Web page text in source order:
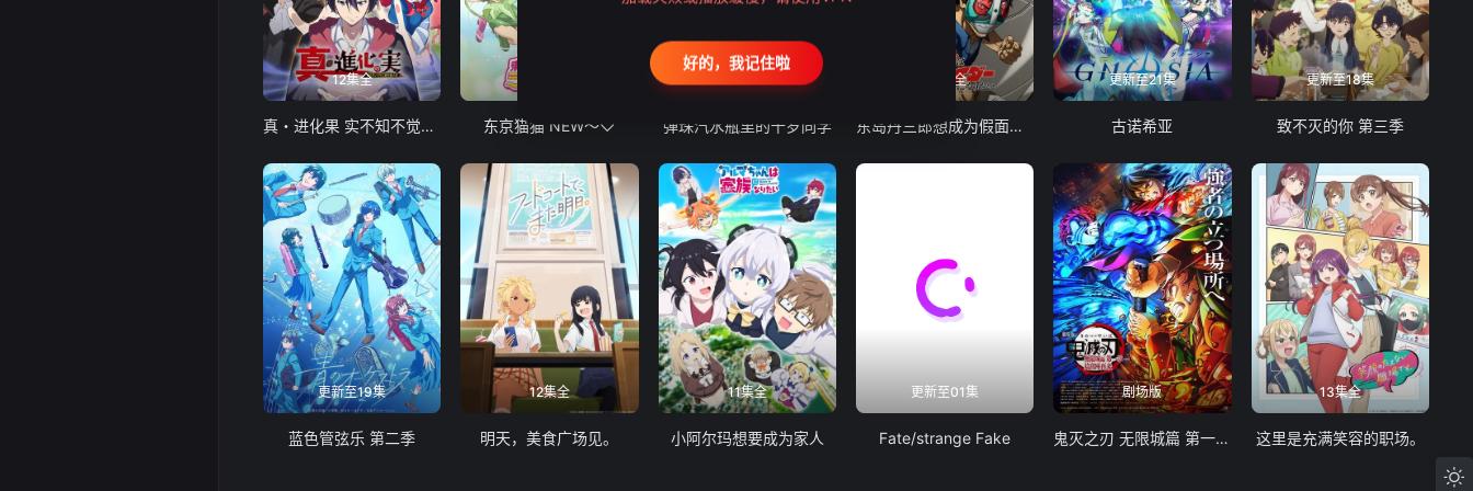
12集全
真・进化果 实不知不觉踏上胜利的人生 东京猫猫 NEW～♡ 弹珠汽水瓶里的千岁同学
24集全
东岛丹三郎想成为假面骑士
更新至21集
古诺希亚
更新至18集
致不灭的你 第三季
更新至19集
蓝色管弦乐 第二季
12集全
明天，美食广场见。
11集全
小阿尔玛想要成为家人
更新至01集
Fate/strange Fake
剧场版
鬼灭之刃 无限城篇 第一章 猗窝座再袭
13集全
这里是充满笑容的职场。
好的，我记住啦